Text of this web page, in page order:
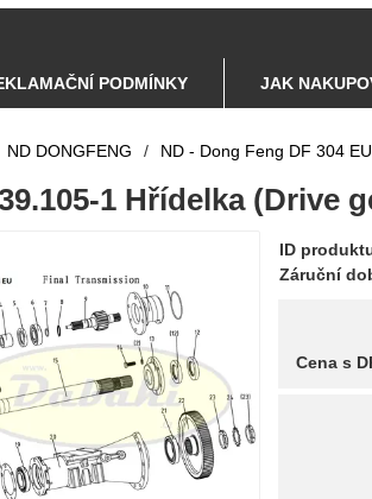
PODMÍNKY JAK
ND DONGFENG / ND - Dong Feng DF 304 EU
1 Hřídelka (Drive
ID
Záruční
Cena s